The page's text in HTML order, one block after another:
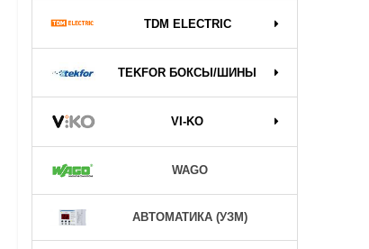
TDM ELECTRIC
TEKFOR БОКСЫ/ШИНЫ
VI-KO
WAGO
АВТОМАТИКА (УЗМ)